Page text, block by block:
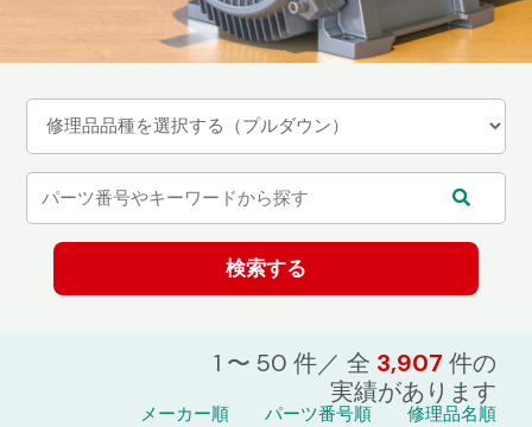
1 〜 50 件／ 全 3,907 件の
実績があります
メーカー順 パーツ番号順 修理品名順